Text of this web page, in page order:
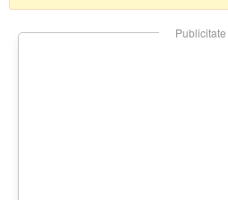
Publicitate